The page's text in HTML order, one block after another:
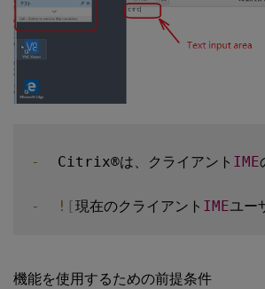
-
  Citrix®は、クライアント
IME
- ! [現在のクライアント IMEユー
機能を使用するための前提条件